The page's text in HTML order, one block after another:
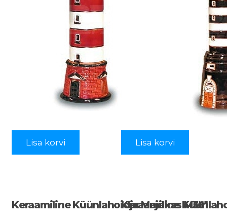
Lisa korvi Lisa korvi
Keraamiline Küünlahoidja Majakas M561
Keraamiline